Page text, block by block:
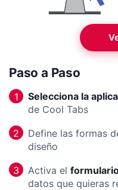
Paso a Paso
1 Selecciona la
de Cool Tabs
2
Define las formas
diseño
3
Activa el
datos que quieras